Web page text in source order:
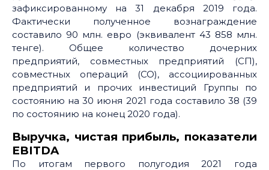
зафиксированному на 31 декабря 2019 года.
Фактически полученное вознаграждение
составило 90 млн. евро (эквивалент 43 858 млн.
тенге). Общее количество дочерних
предприятий, совместных предприятий (СП),
совместных операций (СО), ассоциированных
предприятий и прочих инвестиций Группы по
состоянию на 30 июня 2021 года составило 38 (39
по состоянию на конец 2020 года).
Выручка, чистая прибыль, показатели
EBITDA
По итогам первого полугодия 2021 года